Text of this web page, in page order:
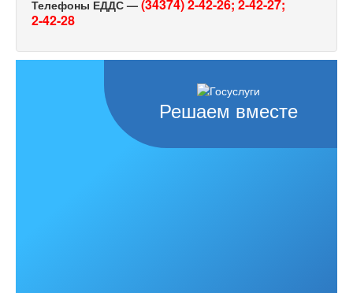
Телефоны ЕДДС — (34374) 2-42-26; 2-42-27;
2-42-28
Решаем вместе